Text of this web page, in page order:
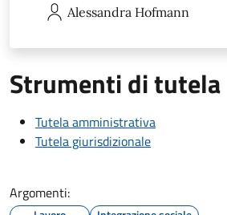
Alessandra Hofmann
Strumenti di tutela
Tutela amministrativa
Tutela giurisdizionale
Argomenti: